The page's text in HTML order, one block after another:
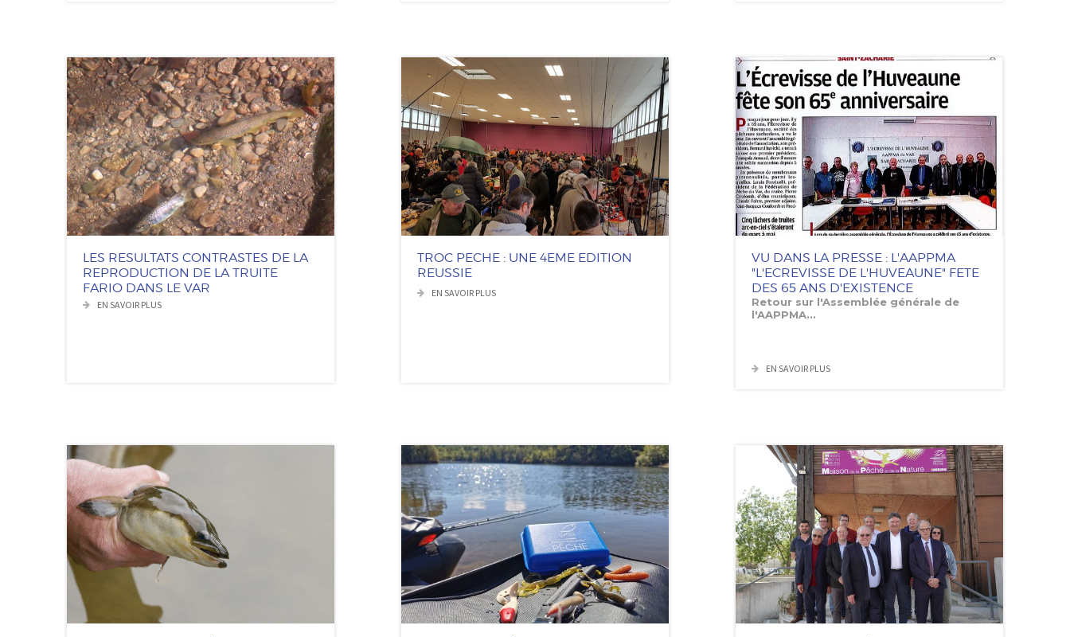
LES RESULTATS CONTRASTES DE LA
REPRODUCTION DE LA TRUITE
FARIO DANS LE VAR
EN SAVOIR PLUS
TROC PECHE : UNE 4EME EDITION
REUSSIE
EN SAVOIR PLUS
VU DANS LA PRESSE : L'AAPPMA
"L'ECREVISSE DE L'HUVEAUNE" FETE
DES 65 ANS D'EXISTENCE
Retour sur l'Assemblée générale de
l'AAPPMA...
EN SAVOIR PLUS